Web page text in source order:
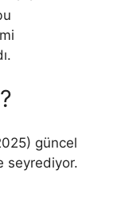
güncel
seyrediyor.